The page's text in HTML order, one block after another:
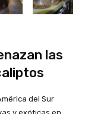
las
del Sur